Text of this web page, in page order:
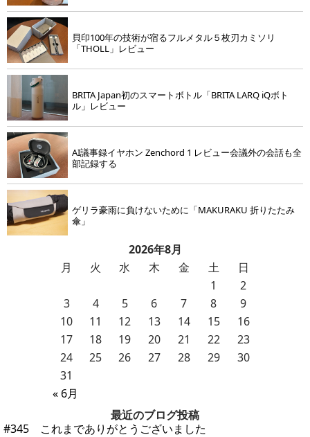
貝印100年の技術が宿るフルメタル５枚刃カミソリ
「THOLL」レビュー
BRITA Japan初のスマートボトル「BRITA LARQ iQボト
ル」レビュー
AI議事録イヤホン Zenchord 1 レビュー会議外の会話も全
部記録する
ゲリラ豪雨に負けないために「MAKURAKU 折りたたみ
傘」
2026年8月
月
火 水 木 金 土 日
« 6月
1
2
3
4 5 6 7 8
9
10
11 12 13 14 15
16
17
18 19 20 21 22
23
24
25 26 27 28 29
30
31
最近のブログ投稿
#345 これまでありがとうございました